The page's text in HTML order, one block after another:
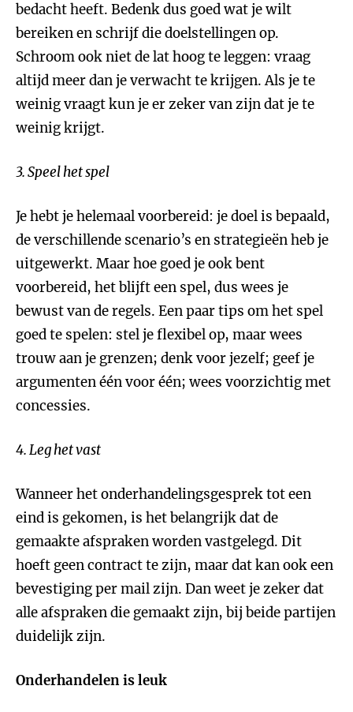
bedacht heeft. Bedenk dus goed wat je wilt
bereiken en schrijf die doelstellingen op.
Schroom ook niet de lat hoog te leggen: vraag
altijd meer dan je verwacht te krijgen. Als je te
weinig vraagt kun je er zeker van zijn dat je te
weinig krijgt.
3. Speel het spel
Je hebt je helemaal voorbereid: je doel is bepaald,
de verschillende scenario’s en strategieën heb je
uitgewerkt. Maar hoe goed je ook bent
voorbereid, het blijft een spel, dus wees je
bewust van de regels. Een paar tips om het spel
goed te spelen: stel je flexibel op, maar wees
trouw aan je grenzen; denk voor jezelf; geef je
argumenten één voor één; wees voorzichtig met
concessies.
4. Leg het vast
Wanneer het onderhandelingsgesprek tot een
eind is gekomen, is het belangrijk dat de
gemaakte afspraken worden vastgelegd. Dit
hoeft geen contract te zijn, maar dat kan ook een
bevestiging per mail zijn. Dan weet je zeker dat
alle afspraken die gemaakt zijn, bij beide partijen
duidelijk zijn.
Onderhandelen is leuk